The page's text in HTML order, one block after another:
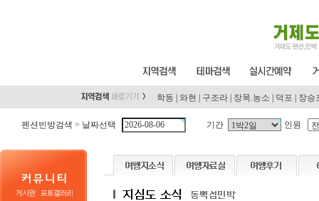
학동 와현 구조라 장목.농소 덕포 장승
펜션빈방검색 > 날짜선택 기간 인원